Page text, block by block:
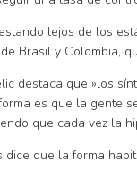
lejos de los
Brasil y Colombia,
destaca que »los
es que la gente
que cada vez la
que la forma